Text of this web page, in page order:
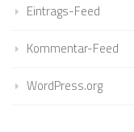
Eintrags-Feed
Kommentar-Feed
WordPress.org